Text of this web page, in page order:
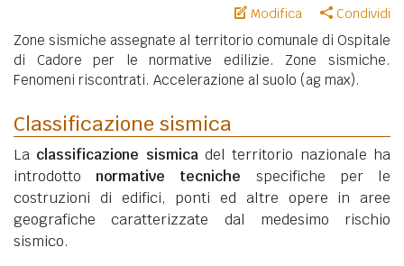
Modifica Condividi
Zone sismiche assegnate al territorio comunale di Ospitale
di Cadore per le normative edilizie. Zone sismiche.
Fenomeni riscontrati. Accelerazione al suolo (ag max).
Classificazione sismica
La classificazione sismicadel territorio nazionale ha
introdotto normative tecniche specifiche per le
costruzioni di edifici, ponti ed altre opere in aree
geografiche caratterizzate dal medesimo rischio
sismico.